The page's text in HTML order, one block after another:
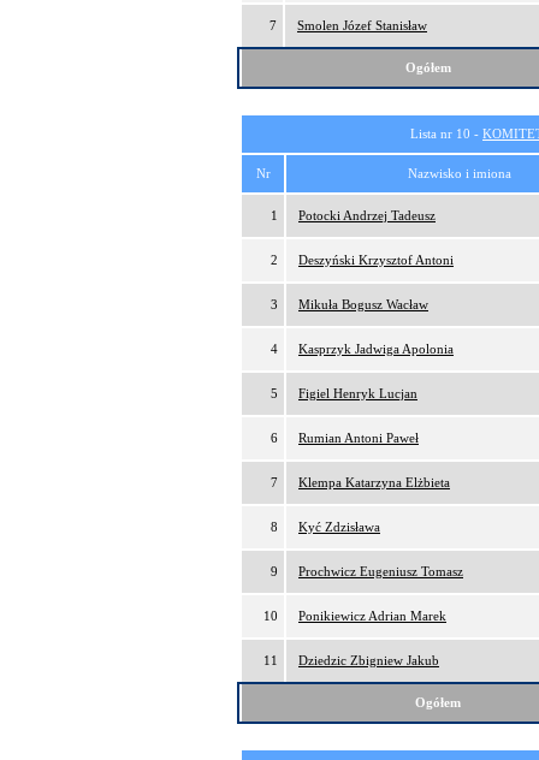
7 Smolen Józef Stanisław
Ogółem
Lista nr 10 -
Nr Nazwisko i imiona
1 Potocki Andrzej Tadeusz
2 Deszyński Krzysztof Antoni
3 Mikuła Bogusz Wacław
4 Kasprzyk Jadwiga Apolonia
5 Figiel Henryk Lucjan
6 Rumian Antoni Paweł
7 Klempa Katarzyna Elżbieta
8 Kyć Zdzisława
9 Prochwicz Eugeniusz Tomasz
10 Ponikiewicz Adrian Marek
11 Dziedzic Zbigniew Jakub
Ogółem